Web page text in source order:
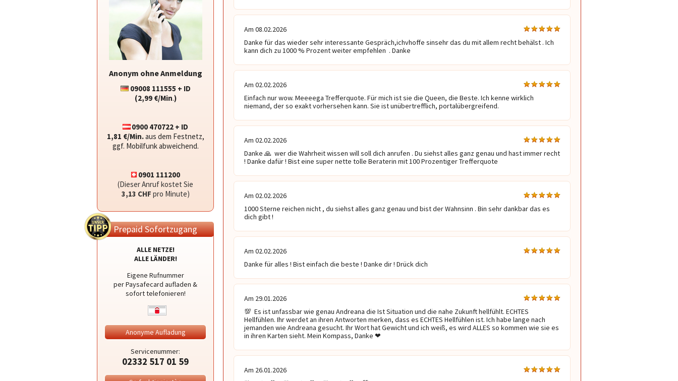
Anonym ohne Anmeldung
09008 111555 + ID
(2,99 €/Min.)
0900 470722 + ID
1,81 €/Min.aus dem Festnetz,
ggf. Mobilfunk abweichend.
0901 111200
(Dieser Anruf kostet Sie
3,13 CHF pro Minute)
Prepaid Sofortzugang
ALLE NETZE!
ALLE LÄNDER!
Eigene Rufnummer
per Paysafecard aufladen &
sofort telefonieren!
Anonyme Aufladung
Servicenummer:
02332 517 01 59
Am 08.02.2026
Danke für das wieder sehr interessante Gespräch,ichvhoffe sinsehr das du mit allem recht behälst . Ich
kann dich zu 1000 % Prozent weiter empfehlen  . Danke
Am 02.02.2026
Einfach nur wow. Meeeega Trefferquote. Für mich ist sie die Queen, die Beste. Ich kenne wirklich
niemand, der so exakt vorhersehen kann. Sie ist unübertrefflich, portalübergreifend.
Am 02.02.2026
Danke 🙏  wer die Wahrheit wissen will soll dich anrufen . Du siehst alles ganz genau und hast immer recht
! Danke dafür ! Bist eine super nette tolle Beraterin mit 100 Prozentiger Trefferquote
Am 02.02.2026
1000 Sterne reichen nicht , du siehst alles ganz genau und bist der Wahnsinn . Bin sehr dankbar das es
dich gibt !
Am 02.02.2026
Danke für alles ! Bist einfach die beste ! Danke dir ! Drück dich
Am 29.01.2026
💯  Es ist unfassbar wie genau Andreana die Ist Situation und die nahe Zukunft hellfühlt. ECHTES
Hellfühlen. Ihr werdet an ihren Antworten merken, dass es ECHTES Hellfühlen ist. Ich habe lange nach
jemanden wie Andreana gesucht. Ihr Wort hat Gewicht und ich weiß, es wird ALLES so kommen wie sie es
in ihren Karten sieht. Mein Kompass, Danke ❤ ️
Am 26.01.2026